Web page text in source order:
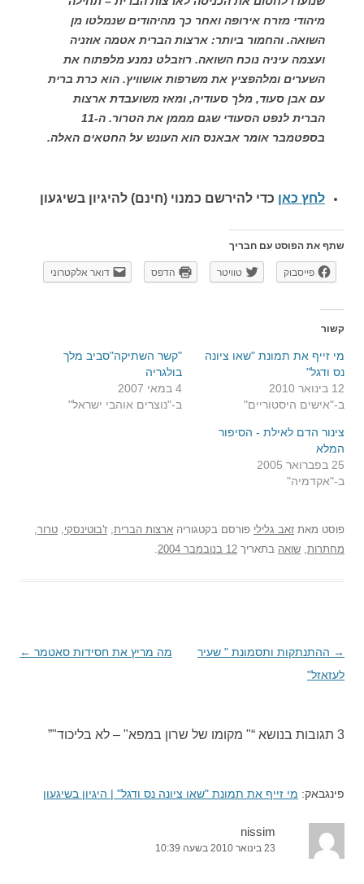
מיהודי מזרח אירופה ואחר כך מהיהודים שנמלטו מן
השואה. והחמור ביותר: ארצות הברית אטמה אוזניה
ועצמה עיניה נוכח השואה. רוזבלט נמנע מלפתוח את
השערים ומלהפציץ את משרפות אושוויץ. הוא כרת ברית
עם אבן סעוד, מלך סעודיה, ומאז משועבדת ארצות
הברית לנפט הסעודי שגם מממן את הטרור. ה-11
בספטמבר אומר אבאנס הוא העונש על החטאים האלה.
לחץ כאן כדי להירשם כמנוי (חינם) להיגיון בשיגעון
שתף את הפוסט עם חבריך
פייסבוק טוויטר הדפס דואר אלקטרוני
קשור
מי זייף את תמונת "שאו ציונה
נס ודגל"
12 בינואר 2010
ב-"אישים היסטוריים"
"קשר השתיקה"סביב מלך
בולגריה
4 במאי 2007
ב-"נוצרים אוהבי ישראל"
צינור הדם לאילת - הסיפור
המלא
25 בפברואר 2005
ב-"אקדמיה"
פוסט מאת זאב גלילי פורסם בקטגוריה ארצות הברית ז'בוטינסקי טרור
מחתרות שואה בתאריך 12 בנובמבר 2004
ניווט
בפוסטים
→ ההתנתקות ותסמונת " שעיר
לעזאזל"
מה מריץ את חסידות סאטמר ←
3 תגובות בנושא “ " מקומו של שרון במפא" – לא בליכוד"”
פינגבאק: מי זייף את תמונת "שאו ציונה נס ודגל" | היגיון בשיגעון
nissim
23 בינואר 2010 בשעה 10:39